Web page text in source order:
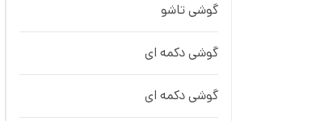
گوشی تاشو
گوشی دکمه ای
گوشی دکمه ای